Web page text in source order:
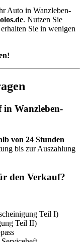
Auto in Wanzleben-
. Nutzen Sie
Sie in wenigen
Wanzleben-
von 24 Stunden
bis zur Auszahlung
den Verkauf?
Teil I)
Teil II)